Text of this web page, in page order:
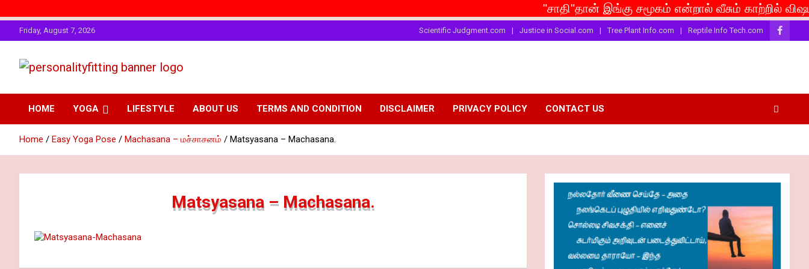
"சாதி"தான் இங்கு சமூகம் என்றால் வீசும் காற்றில் விஷம்
to
Friday, August 7, 2026 Scientific Judgment.com Justice in Social.com Tree Plant Info.com Reptile Info Tech.com
Personality Fitting
HOME YOGA LIFESTYLE ABOUT US TERMS AND CONDITION DISCLAIMER PRIVACY POLICY CONTACT US
Home Easy Yoga Pose Machasana – மச்சாசனம் Matsyasana – Machasana.
Matsyasana – Machasana.